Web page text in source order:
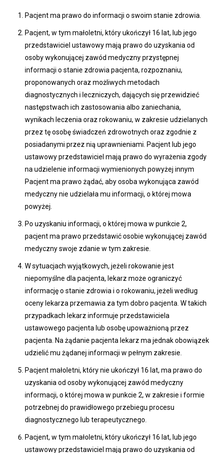
Pacjent ma prawo do informacji o swoim stanie zdrowia.
Pacjent, w tym małoletni, który ukończył 16 lat, lub jego
przedstawiciel ustawowy mają prawo do uzyskania od
osoby wykonującej zawód medyczny przystępnej
informacji o stanie zdrowia pacjenta, rozpoznaniu,
proponowanych oraz możliwych metodach
diagnostycznych i leczniczych, dających się przewidzieć
następstwach ich zastosowania albo zaniechania,
wynikach leczenia oraz rokowaniu, w zakresie udzielanych
przez tę osobę świadczeń zdrowotnych oraz zgodnie z
posiadanymi przez nią uprawnieniami. Pacjent lub jego
ustawowy przedstawiciel mają prawo do wyrażenia zgody
na udzielenie informacji wymienionych powyżej innym
Pacjent ma prawo żądać, aby osoba wykonująca zawód
medyczny nie udzielała mu informacji, o której mowa
powyżej.
Po uzyskaniu informacji, o której mowa w punkcie 2,
pacjent ma prawo przedstawić osobie wykonującej zawód
medyczny swoje zdanie w tym zakresie.
W sytuacjach wyjątkowych, jeżeli rokowanie jest
niepomyślne dla pacjenta, lekarz może ograniczyć
informację o stanie zdrowia i o rokowaniu, jeżeli według
oceny lekarza przemawia za tym dobro pacjenta. W takich
przypadkach lekarz informuje przedstawiciela
ustawowego pacjenta lub osobę upoważnioną przez
pacjenta. Na żądanie pacjenta lekarz ma jednak obowiązek
udzielić mu żądanej informacji w pełnym zakresie.
Pacjent małoletni, który nie ukończył 16 lat, ma prawo do
uzyskania od osoby wykonującej zawód medyczny
informacji, o której mowa w punkcie 2, w zakresie i formie
potrzebnej do prawidłowego przebiegu procesu
diagnostycznego lub terapeutycznego.
Pacjent, w tym małoletni, który ukończył 16 lat, lub jego
ustawowy przedstawiciel mają prawo do uzyskania od